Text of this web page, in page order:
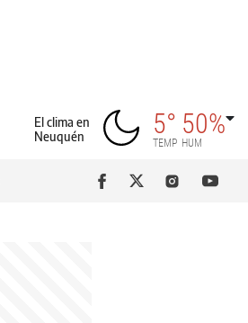
El clima en
Neuquén
5°
TEMP
50%
HUM